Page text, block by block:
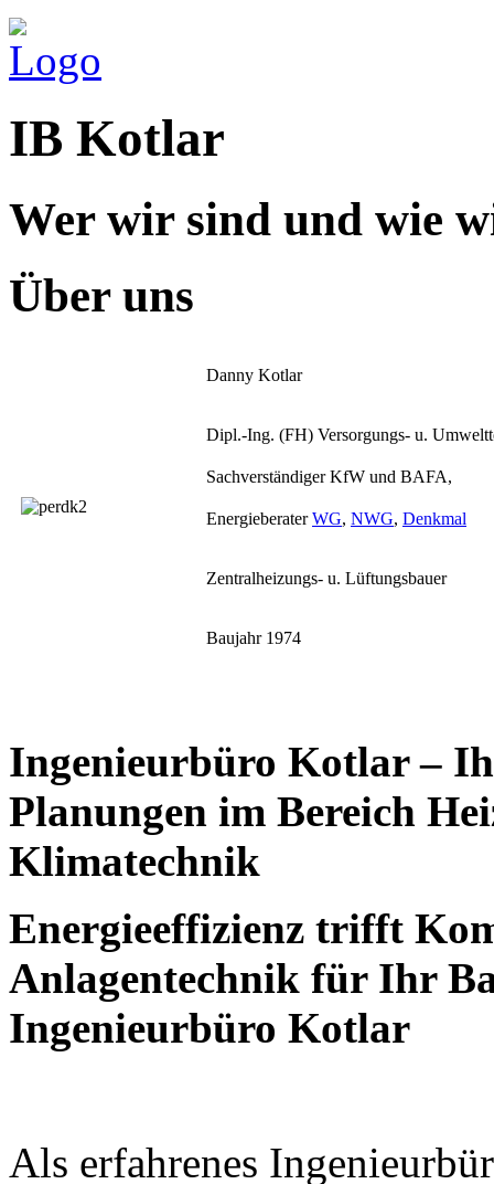
IB Kotlar
Wer wir sind und wie
Über uns
Danny Kotlar
Dipl.-Ing. (FH) Versorgungs- u.
Sachverständiger KfW und BAFA,
EnergieberaterWG, NWG, Denkmal
Zentralheizungs- u. Lüftungsbauer
Baujahr 1974
Ingenieurbüro Kotlar –
Planungen im Bereich
Klimatechnik
Energieeffizienz trifft
Anlagentechnik für Ihr
Ingenieurbüro Kotlar
Als erfahrenes